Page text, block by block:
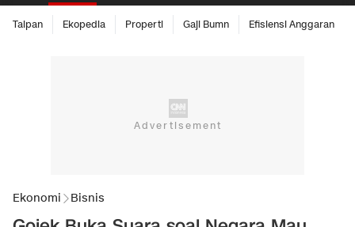
Taipan Ekopedia Properti Gaji Bumn Efisiensi Anggaran
Ekonomi Bisnis